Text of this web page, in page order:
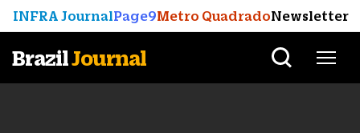
INFRA JournalPage9Metro QuadradoNewsletter
BrazilJournal